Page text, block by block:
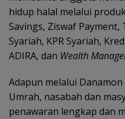
hidup halal melalui
Savings, Ziswaf
Syariah, KPR Syariah,
ADIRA, dan Wealth
Adapun melalui
Umrah, nasabah dan
penawaran lengkap dan